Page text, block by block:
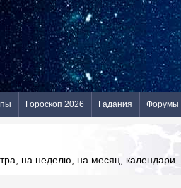
Гороскоп 2026 Гадания Форумы
на неделю, на месяц, календари